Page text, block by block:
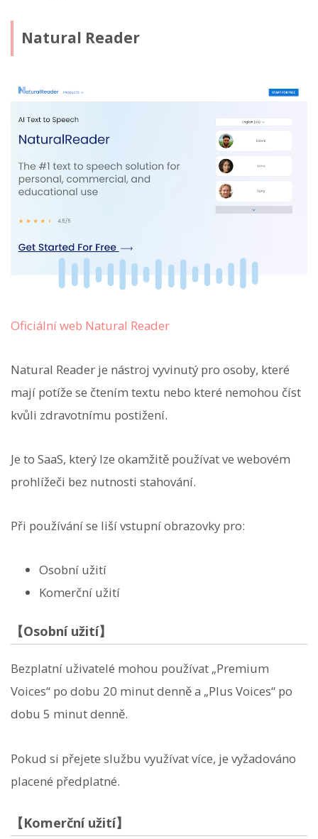
Natural Reader
Oficiální web Natural Reader
Natural Reader je nástroj vyvinutý pro osoby, které
mají potíže se čtením textu nebo které nemohou číst
kvůli zdravotnímu postižení.
Je to SaaS, který lze okamžitě používat ve webovém
prohlížeči bez nutnosti stahování.
Při používání se liší vstupní obrazovky pro:
Osobní užití
Komerční užití
【Osobní užití】
Bezplatní uživatelé mohou používat „Premium
Voices“ po dobu 20 minut denně a „Plus Voices“ po
dobu 5 minut denně.
Pokud si přejete službu využívat více, je vyžadováno
placené předplatné.
【Komerční užití】